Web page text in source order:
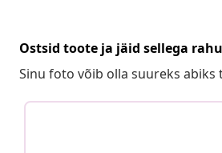
Ostsid toote ja jäid sellega
Sinu foto võib olla suureks abiks